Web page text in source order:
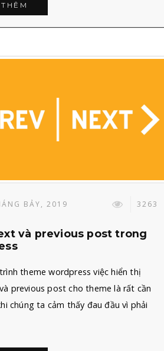
BẢY, 2019 3263
và previous post trong
theme wordpress việc hiển thị
previous post cho theme là rất cần
chúng ta cảm thấy đau đầu vì phải